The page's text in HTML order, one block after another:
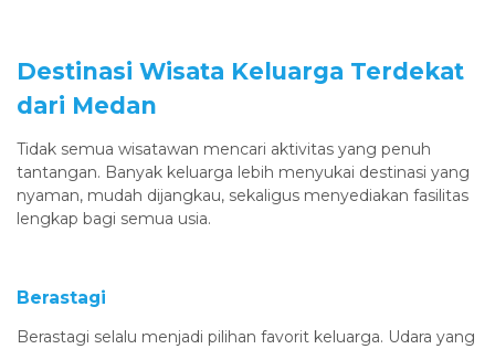
Destinasi Wisata Keluarga Terdekat
dari Medan
Tidak semua wisatawan mencari aktivitas yang penuh
tantangan. Banyak keluarga lebih menyukai destinasi yang
nyaman, mudah dijangkau, sekaligus menyediakan fasilitas
lengkap bagi semua usia.
Berastagi
Berastagi selalu menjadi pilihan favorit keluarga. Udara yang